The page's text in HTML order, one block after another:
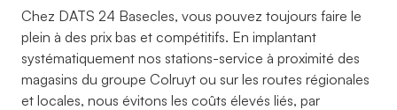
Chez DATS 24 Basecles, vous pouvez toujours faire le
plein à des prix bas et compétitifs. En implantant
systématiquement nos stations-service à proximité des
magasins du groupe Colruyt ou sur les routes régionales
et locales, nous évitons les coûts élevés liés, par